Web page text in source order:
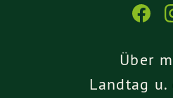
Über
Landtag u.